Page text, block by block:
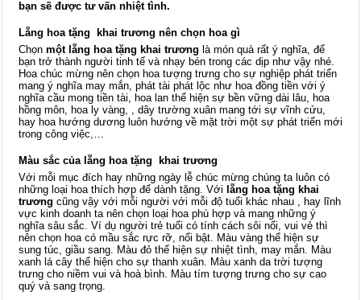
bạn sẽ được tư vấn nhiệt tình.
Lẵng hoa tặng khai trương nên chọn hoa gì
Chọn một lẵng hoa tặng khai trương là món quà rất ý nghĩa, để
bạn trở thành người tinh tế và nhạy bén trong các dịp như vậy nhé.
Hoa chúc mừng nên chọn hoa tượng trưng cho sự nghiệp phát triển
mang ý nghĩa may mắn, phát tài phát lộc như hoa đồng tiền với ý
nghĩa cầu mong tiền tài, hoa lan thể hiện sự bền vững dài lâu, hoa
hồng môn, hoa ly vàng, , dây trường xuân mang tới sự vĩnh cửu,
hay hoa hướng dương luôn hướng về mặt trời một sự phát triển mới
trong công việc,…
Màu sắc của lẵng hoa tặng khai trương
Với mỗi mục đích hay những ngày lễ chúc mừng chúng ta luôn có
những loại hoa thích hợp để dành tặng. Với lẵng hoa tặng khai
trương cũng vậy với mỗi người với mỗi độ tuổi khác nhau , hay lĩnh
vực kinh doanh ta nên chọn loại hoa phù hợp và mang những ý
nghĩa sâu sắc. Ví dụ người trẻ tuổi có tính cách sôi nổi, vui vẻ thì
nên chọn hoa có mầu sắc rực rỡ, nổi bật. Màu vàng thể hiện sự
sung túc, giầu sang. Màu đỏ thể hiện sự nhiệt tình, may mắn. Màu
xanh lá cây thể hiện cho sự thanh xuân. Màu xanh da trời tượng
trưng cho niềm vui và hoà bình. Màu tím tượng trưng cho sự cao
quý và sang trọng.